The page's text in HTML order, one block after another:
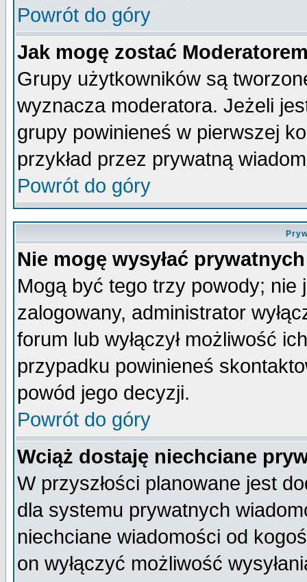
Powrót do góry
Jak mogę zostać
Grupy użytkowników są
wyznacza moderatora. Jeżeli
grupy powinieneś w pierwszej
przykład przez prywatną
Powrót do góry
Nie mogę wysyłać
Mogą być tego trzy powody;
zalogowany, administrator
forum lub wyłączył możliwość
przypadku powinieneś
powód jego decyzji.
Powrót do góry
Wciąż dostaję niechciane
W przyszłości planowane jest
dla systemu prywatnych
niechciane wiadomości od
on wyłączyć możliwość